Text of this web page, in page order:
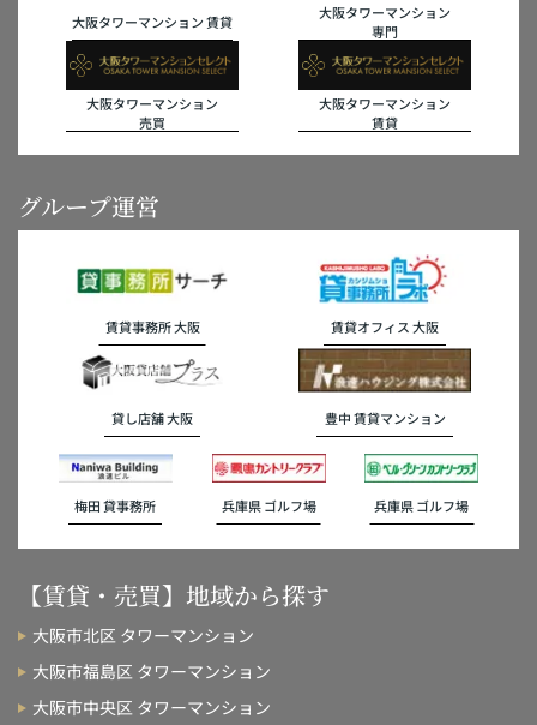
大阪タワーマンション 賃貸
大阪タワーマンション
専門
大阪タワーマンション
売買
大阪タワーマンション
賃貸
グループ運営
賃貸事務所 大阪 賃貸オフィス 大阪
貸し店舗 大阪 豊中 賃貸マンション
梅田 貸事務所 兵庫県 ゴルフ場 兵庫県 ゴルフ場
【賃貸・売買】地域から探す
大阪市北区 タワーマンション
大阪市福島区 タワーマンション
大阪市中央区 タワーマンション